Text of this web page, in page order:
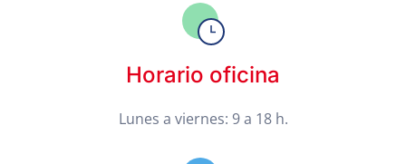
Horario oficina
Lunes a viernes: 9 a 18 h.